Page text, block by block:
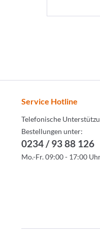
Service Hotline
Telefonische
Bestellungen unter:
0234 / 93 88 126
Mo.-Fr. 09:00 - 17:00